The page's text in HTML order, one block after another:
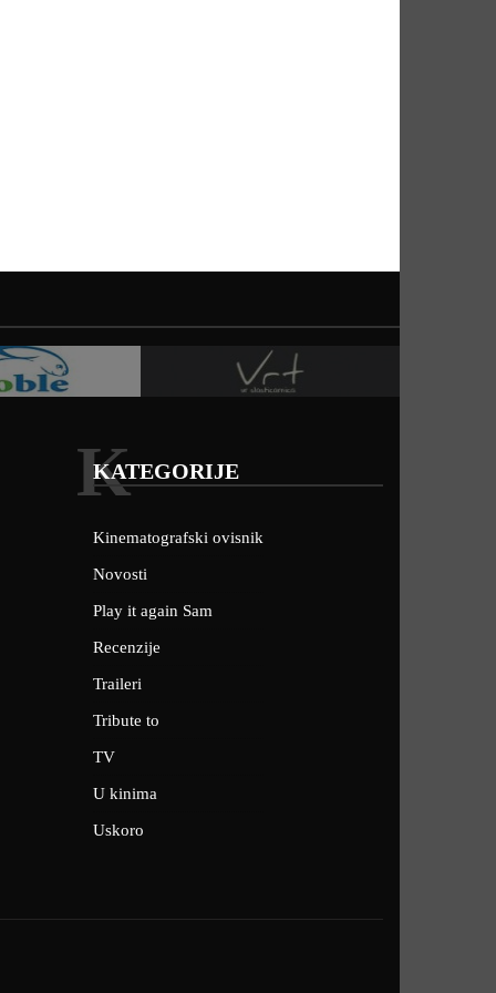
KATEGORIJE
K
Kinematografski ovisnik
Novosti
Play it again Sam
Recenzije
Traileri
Tribute to
TV
U kinima
Uskoro